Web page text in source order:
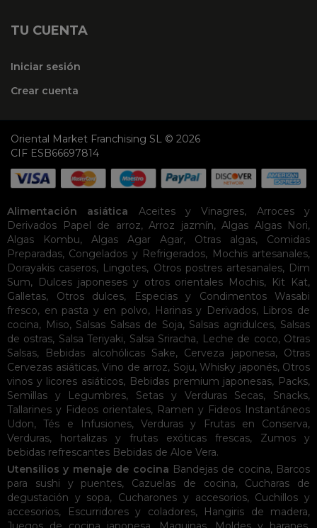
TU CUENTA
Iniciar sesión
Crear cuenta
Oriental Market Franchising SL © 2026
CIF ESB66697814
Alimentación asiática Aceites y Vinagres, Arroces y
Derivados
Papel de arroz, Arroz jazmín, Algas Algas Nori,
Algas Kombu, Algas Agar Agar, Otras algas, Comidas
Preparadas, Congelados y Refrigerados, Mochis artesanales,
Dorayakis caseros, Lingotes, Otros postres artesanales, Dim
Sum, Dulces japoneses y otros orientales Mochis, Kit Kat,
Galletas, Otros dulces, Especias y Condimentos
Wasabi
fresco, en pasta y en polvo, Harinas y Derivados, Libros de
cocina, Miso, Salsas Salsas de Soja, Salsas agridulces, Salsas
de ostras, Salsa Teriyaki, Salsa Sriracha, Leche de coco, Otras
Salsas, Bebidas alcohólicas Sake, Cerveza japonesa, Otras
Cervezas asiáticas, Vino de arroz, Soju, Whisky japonés, Otros
vinos y licores asiáticos, Bebidas premium japonesas, Packs,
Semillas y Legumbres, Setas y Verduras Secas, Snacks,
Tallarines y Fideos orientales, Ramen y Fideos Instantáneos
Udon,Tés e Infusiones, Verduras y Frutas en Conserva,
Verduras, hortalizas y frutas exóticas frescas, Zumos y
bebidas refrescantes Bebidas de Aloe Vera.
Utensilios y menaje de cocina Bandejas de cocina, Barcos
para sushi y puentes, Cazuelas de cocina, Cucharas de
degustación y sopa, Cucharones y accesorios, Cuchillos y
accesorios, Escurridores y coladores, Hangiris de madera,